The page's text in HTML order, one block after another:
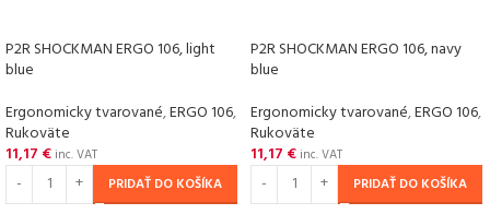
P2R SHOCKMAN ERGO 106, light
blue
Ergonomicky tvarované,ERGO 106,
Rukoväte
11,17 € inc. VAT
PRIDAŤ DO KOŠÍKA
P2R SHOCKMAN ERGO 106, navy
blue
Ergonomicky tvarované,ERGO 106,
Rukoväte
11,17 € inc. VAT
PRIDAŤ DO KOŠÍKA